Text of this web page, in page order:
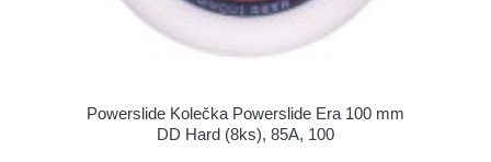
Powerslide Kolečka Powerslide Era 100 mm
DD Hard (8ks), 85A, 100